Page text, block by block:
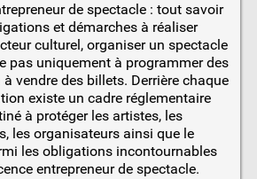
de spectacle : tout savoir
et démarches à réaliser
culturel, organiser un spectacle
pas uniquement à programmer des
vendre des billets. Derrière chaque
existe un cadre réglementaire
à protéger les artistes, les
les organisateurs ainsi que le
les obligations incontournables
entrepreneur de spectacle.